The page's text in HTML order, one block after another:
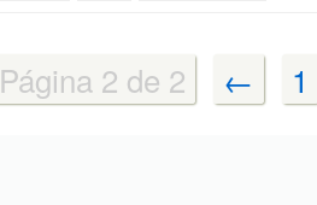
Página 2 de 2 ← 1